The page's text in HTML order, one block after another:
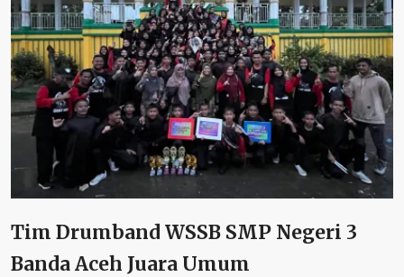
Tim Drumband WSSB SMP Negeri 3
Banda Aceh Juara Umum